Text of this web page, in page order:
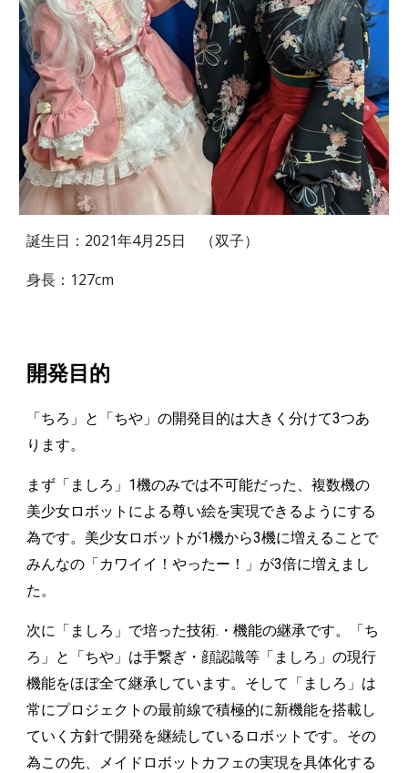
誕生日：2021年4月25日　（双子）
身長：127cm
開発目的
「ちろ」と「ちや」の開発目的は大きく分けて3つあ
ります。
まず「ましろ」1機のみでは不可能だった、複数機の
美少女ロボットによる尊い絵を実現できるようにする
為です。美少女ロボットが1機から3機に増えることで
みんなの「カワイイ！やったー！」が3倍に増えまし
た。
次に「ましろ」で培った技術.・機能の継承です。「ち
ろ」と「ちや」は手繋ぎ・顔認識等「ましろ」の現行
機能をほぼ全て継承しています。そして「ましろ」は
常にプロジェクトの最前線で積極的に新機能を搭載し
ていく方針で開発を継続しているロボットです。その
為この先、メイドロボットカフェの実現を具体化する